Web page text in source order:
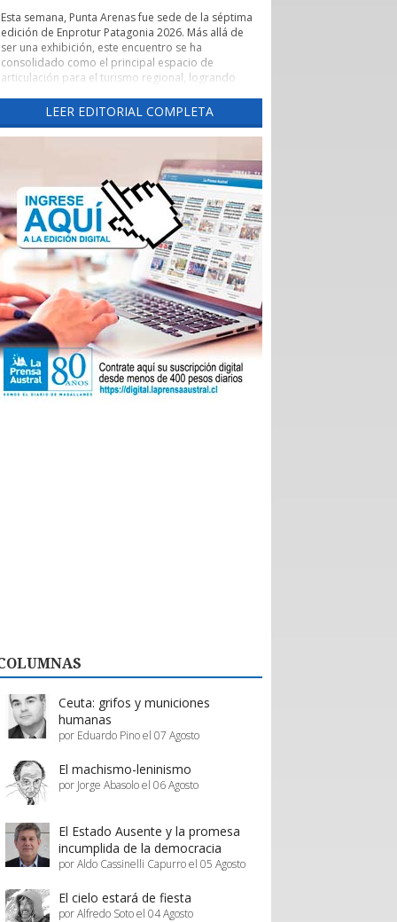
Esta semana, Punta Arenas fue sede de la séptima
edición de Enprotur Patagonia 2026. Más allá de
ser una exhibición, este encuentro se ha
consolidado como el principal espacio de
articulación para el turismo regional, logrando
un entorno de profesionalismo y colaboración.
Lo que realmente otorga un valor estratégico a
catalizador de vínculos comerciales. El evento ha
facilitado de manera excepcional el acceso directo
de hoteles, restaurantes y otros servicios turísticos
-el sector Horeca- a una red diversificada de
proveedores.
Esta dinámica es fundamental para que pequeños
y medianos proveedores, tanto locales como
nacionales, puedan presentar sus innovaciones
directamente a los operadores que definen la
oferta de la temporada 2026-2027.
La feria ha permitido romper las barreras
tradicionales de intermediación. Al habilitar tres
salones de exposición para dar respuesta al alto
interés de los participantes, se generó un
ecosistema donde convivieron distribuidoras
Estos esfuerzos deben ser acompañados y
pública y programas de promoción eficientes de
parte de Sernatur.
LEER EDITORIAL COMPLETA
Ceuta: grifos y municiones
humanas
por Eduardo Pino el 07 Agosto
El machismo-leninismo
por Jorge Abasolo el 06 Agosto
El Estado Ausente y la promesa
incumplida de la democracia
por Aldo Cassinelli Capurro el 05 Agosto
El cielo estará de fiesta
por Alfredo Soto el 04 Agosto